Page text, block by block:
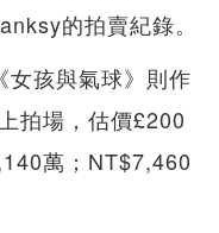
的拍賣紀錄。
孩與氣球》則作
拍場，估價£200
萬；NT$7,460